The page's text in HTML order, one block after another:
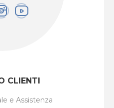
CLIENTI
e Assistenza